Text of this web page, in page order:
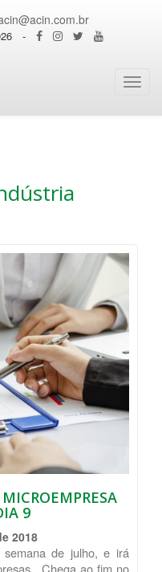
-
9
2018
de julho, e irá
Chega ao fim no